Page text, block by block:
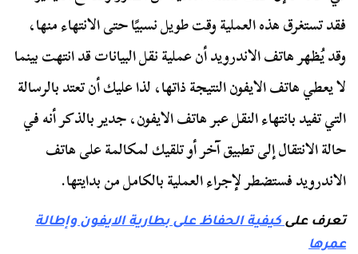
فقد تستغرق هذه العملية وقت طويل نسبيًا حتى الانتهاء منها،
وقد يُظهر هاتف الاندرويد أن عملية نقل البيانات قد انتهت بينما
لا يعطي هاتف الايفون النتيجة ذاتها، لذا عليك أن تعتد بالرسالة
التي تفيد بانتهاء النقل عبر هاتف الايفون، جدير بالذكر أنه في
حالة الانتقال إلى تطبيق آخر أو تلقيك لمكالمة على هاتف
الاندرويد فستضطر لإجراء العملية بالكامل من بدايتها.
تعرف علىكيفية الحفاظ على بطارية الايفون وإطالة
عمرها